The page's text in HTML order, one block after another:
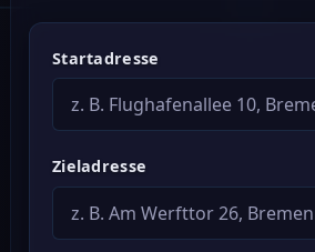
Startadresse
Zieladresse